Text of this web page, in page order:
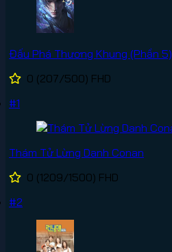
Đấu Phá Thương Khung (Phần 5)
0 (207/500) FHD
#1
Thám Tử Lừng Danh Conan
0 (1209/1500) FHD
#2